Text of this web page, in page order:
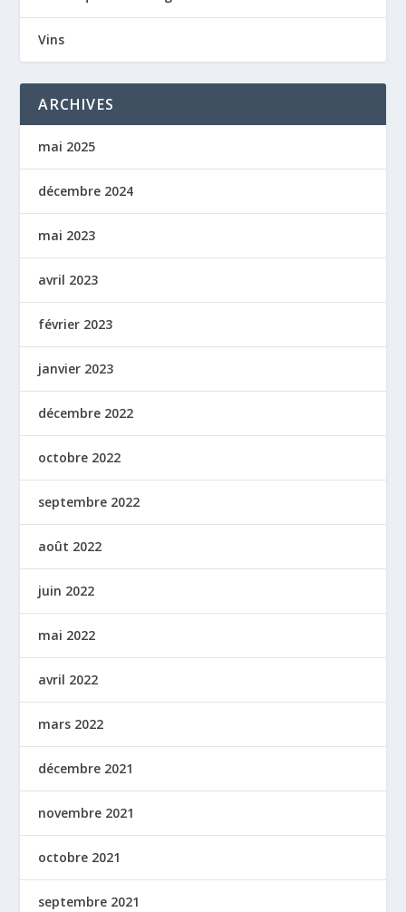
Vins
ARCHIVES
mai 2025
décembre 2024
mai 2023
avril 2023
février 2023
janvier 2023
décembre 2022
octobre 2022
septembre 2022
août 2022
juin 2022
mai 2022
avril 2022
mars 2022
décembre 2021
novembre 2021
octobre 2021
septembre 2021